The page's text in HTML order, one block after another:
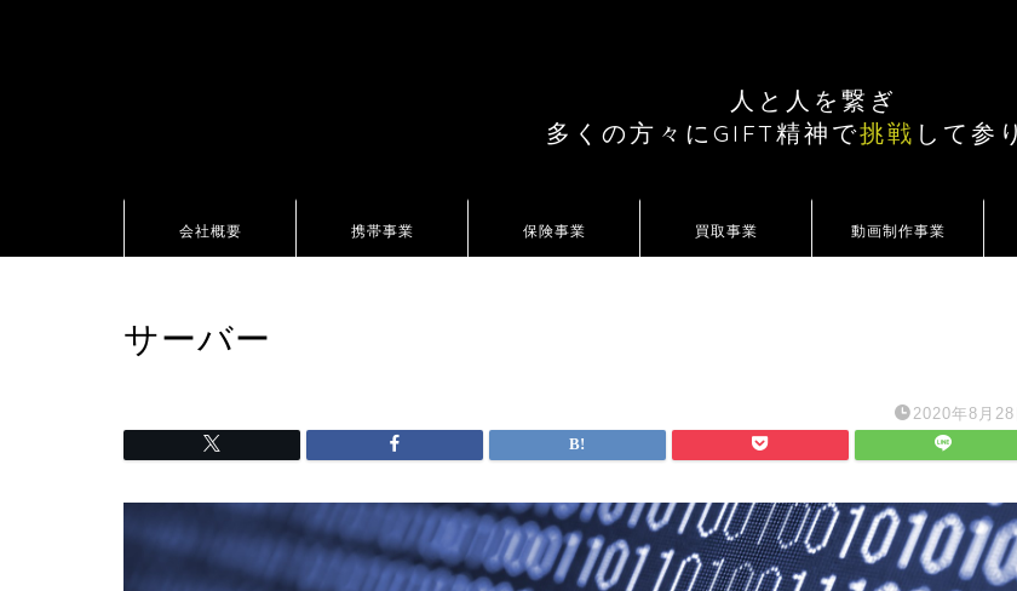
人と人を繋ぎ
多くの方々にGIFT精神で挑戦 して参
会社概要 携帯事業 保険事業 買取事業 動画制作事業
サーバー
2020年8月28